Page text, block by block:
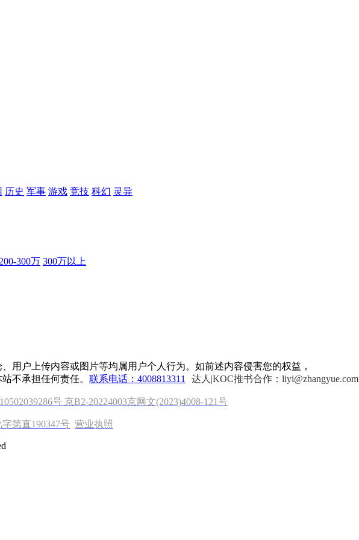
历史 军事 游戏 竞技 科幻 灵异
200-300万 300万以上
用户上传内容或图片等均属用户个人行为。如前述内容侵害您的权益，
不承担任何责任。 联系电话：4008813311 达人|KOC推书合作：liyi@zhangyue.com
号 京B2-20224003京网文(2023)4008-121号
第直190347号 营业执照